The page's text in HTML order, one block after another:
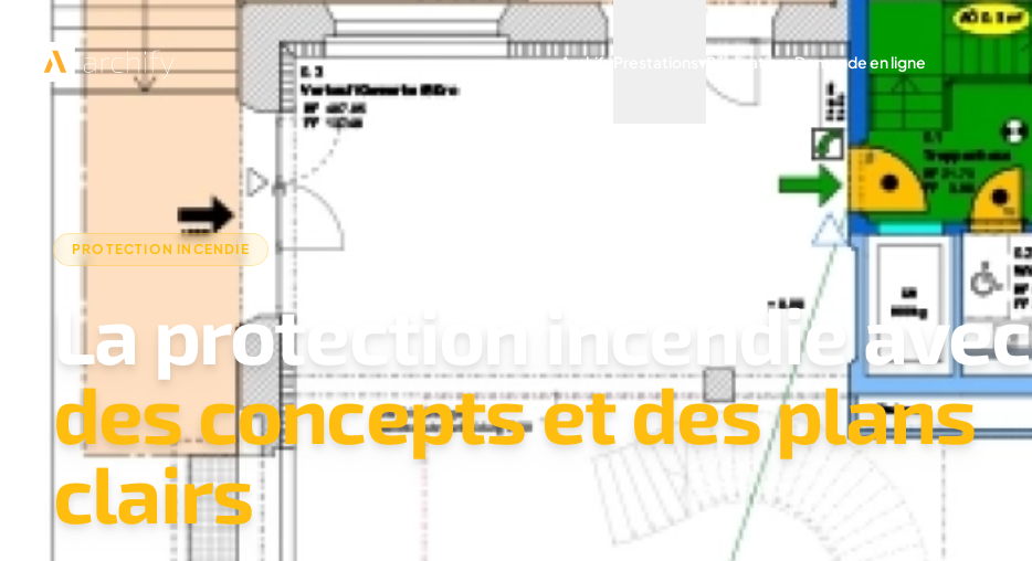
ArchifyPrestations RéalisationsDemande en ligne
PROTECTION INCENDIE
La protection incendie avec
des concepts et des plans
clairs